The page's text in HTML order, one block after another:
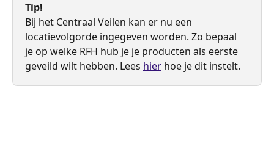
Tip!
Bij het Centraal Veilen kan er nu een
locatievolgorde ingegeven worden. Zo bepaal
je op welke RFH hub je je producten als eerste
geveild wilt hebben. Lees hier hoe je dit instelt.